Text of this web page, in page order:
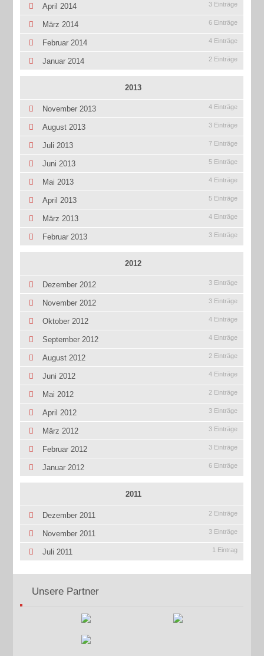
April 2014 3 Einträge
März 2014 6 Einträge
Februar 2014 4 Einträge
Januar 2014 2 Einträge
2013
November 2013 4 Einträge
August 2013 3 Einträge
Juli 2013 7 Einträge
Juni 2013 5 Einträge
Mai 2013 4 Einträge
April 2013 5 Einträge
März 2013 4 Einträge
Februar 2013 3 Einträge
2012
Dezember 2012 3 Einträge
November 2012 3 Einträge
Oktober 2012 4 Einträge
September 2012 4 Einträge
August 2012 2 Einträge
Juni 2012 4 Einträge
Mai 2012 2 Einträge
April 2012 3 Einträge
März 2012 3 Einträge
Februar 2012 3 Einträge
Januar 2012 6 Einträge
2011
Dezember 2011 2 Einträge
November 2011 3 Einträge
Juli 2011 1 Eintrag
Unsere Partner